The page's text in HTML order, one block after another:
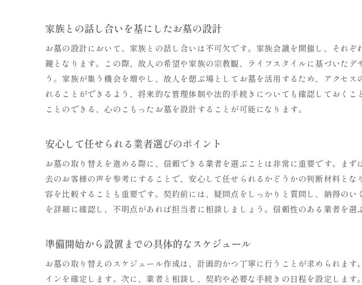
取り替え期間中の家族の役割
周囲のサポートを得るための
計画通りに進めるためのチェ
失敗しないための反省と振り返
契約内容に関するトラブル防止
施工中に起こりがちなミスを
周囲の住民とのトラブル回避法
取り替え後のメンテナンスで
お墓の取り替え後に心の故郷を守る
定期的な訪問と供養を続ける
故人に感謝を伝えるための新
家族との話し合いを基にしたお墓の設計
お墓の設計において、家族との話し合いは不可欠です。家族会議を開催し、それ
鍵となります。この際、故人の希望や家族の宗教観、ライフスタイルに基づいた
う。家族が集う機会を増やし、故人を偲ぶ場としてお墓を活用するため、アクセ
れることができるよう、将来的な管理体制や法的手続きについても確認しておく
ことのできる、心のこもったお墓を設計することが可能になります。
安心して任せられる業者選びのポイント
お墓の取り替えを進める際に、信頼できる業者を選ぶことは非常に重要です。ま
去のお客様の声を参考にすることで、安心して任せられるかどうかの判断材料と
容を比較することも重要です。契約前には、疑問点をしっかりと質問し、納得の
を詳細に確認し、不明点があれば担当者に相談しましょう。信頼性のある業者を
準備開始から設置までの具体的なスケジュール
お墓の取り替えのスケジュール作成は、計画的かつ丁寧に行うことが求められま
インを確定します。次に、業者と相談し、契約や必要な手続きの日程を設定しま